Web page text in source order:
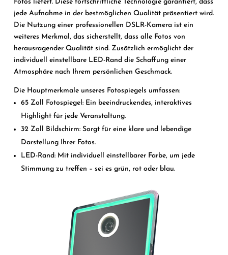
Fotos liefert. Diese fortschrittliche Technologie garantiert, dass
jede Aufnahme in der bestmöglichen Qualität präsentiert wird.
Die Nutzung einer professionellen DSLR-Kamera ist ein
weiteres Merkmal, das sicherstellt, dass alle Fotos von
herausragender Qualität sind. Zusätzlich ermöglicht der
individuell einstellbare LED-Rand die Schaffung einer
Atmosphäre nach Ihrem persönlichen Geschmack.
Die Hauptmerkmale unseres Fotospiegels umfassen:
65 Zoll Fotospiegel: Ein beeindruckendes, interaktives
Highlight für jede Veranstaltung.
32 Zoll Bildschirm: Sorgt für eine klare und lebendige
Darstellung Ihrer Fotos.
LED-Rand: Mit individuell einstellbarer Farbe, um jede
Stimmung zu treffen – sei es grün, rot oder blau.